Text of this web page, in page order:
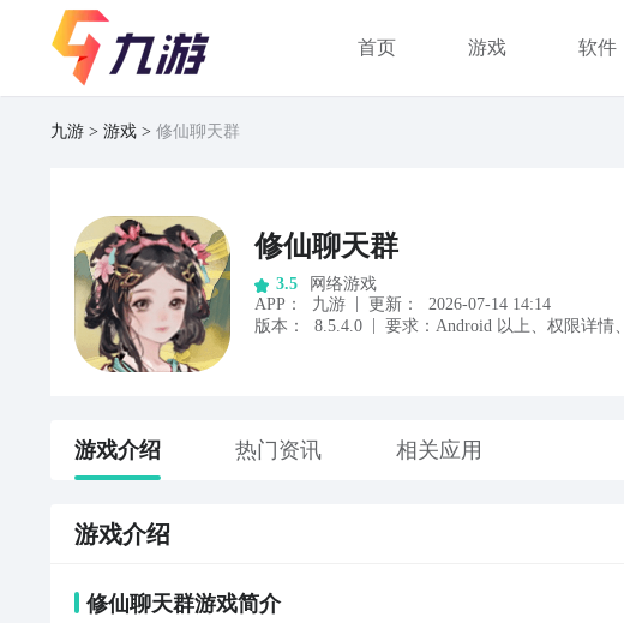
首页 游戏 软件
九游 游戏 修仙聊天群
修仙聊天群
3.5
网络游戏
APP ： 九游 更新：
2026-07-14 14:14
版本：
8.5.4.0 要求： Android 以上、 权限详情、
游戏介绍 热门资讯 相关应用
游戏介绍
修仙聊天群游戏简介